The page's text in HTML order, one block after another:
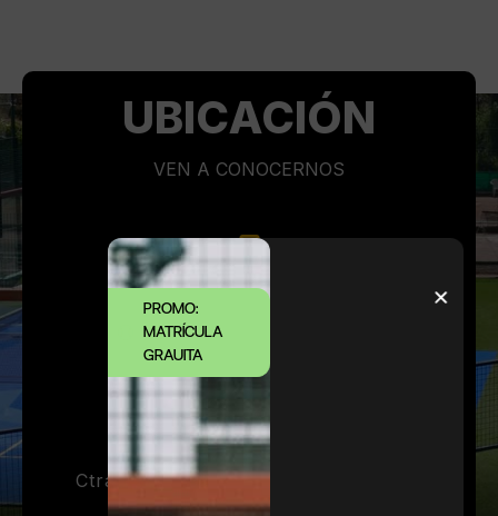
UBICACIÓN
VEN A CONOCERNOS
932 12 67 89
Ctra de l’Arrabasada, 107-127 08035
Barcelona
PROMO:
MATRÍCULA
GRAUITA